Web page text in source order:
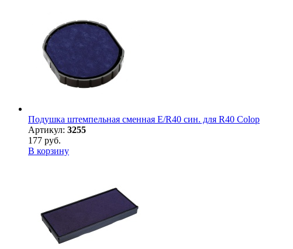
Подушка штемпельная сменная E/R40 син. для R40 Colop
Артикул: 3255
177 руб.
В корзину